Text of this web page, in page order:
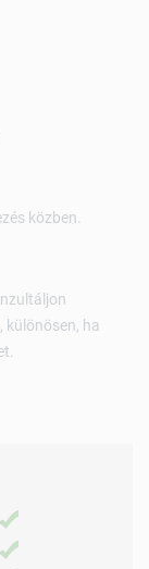
közben.
különösen, ha